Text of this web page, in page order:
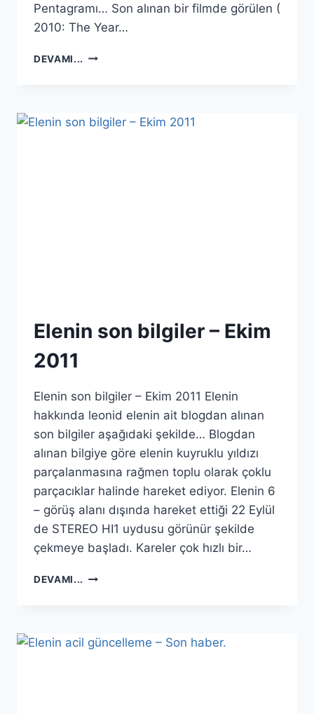
Pentagramı… Son alınan bir filmde görülen (
2010: The Year…
DEVAMI... ELENIN
OLABILIR
Elenin son bilgiler – Ekim
2011
Elenin son bilgiler – Ekim 2011 Elenin
hakkında leonid elenin ait blogdan alınan
son bilgiler aşağıdaki şekilde… Blogdan
alınan bilgiye göre elenin kuyruklu yıldızı
parçalanmasına rağmen toplu olarak çoklu
parçacıklar halinde hareket ediyor. Elenin 6
– görüş alanı dışında hareket ettiği 22 Eylül
de STEREO HI1 uydusu görünür şekilde
çekmeye başladı. Kareler çok hızlı bir…
DEVAMI... ELENIN
EKIM
2011